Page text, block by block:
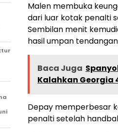
Malen membuka
dari luar kotak penalti
Sembilan menit
hasil umpan
Baca Juga
Kalahkan Georgia
Depay memperbesar
penalti setelah